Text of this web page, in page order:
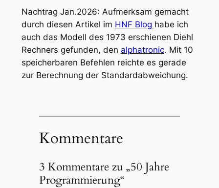
Nachtrag Jan.2026: Aufmerksam gemacht
durch diesen Artikel im HNF Blog habe ich
auch das Modell des 1973 erschienen Diehl
Rechners gefunden, den alphatronic. Mit 10
speicherbaren Befehlen reichte es gerade
zur Berechnung der Standardabweichung.
Kommentare
3 Kommentare zu „50 Jahre
Programmierung“